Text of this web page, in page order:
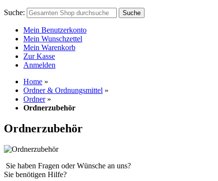
Suche: Suche
Mein Benutzerkonto
Mein Wunschzettel
Mein Warenkorb
Zur Kasse
Anmelden
Home »
Ordner & Ordnungsmittel »
Ordner »
Ordnerzubehör
Ordnerzubehör
Sie haben Fragen oder Wünsche an uns?
Sie benötigen Hilfe?